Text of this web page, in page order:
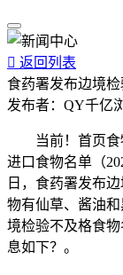
 返回列表
食药署发布边境
发布者： QY千亿
当前！首页食
进口食物名单（
日，食药署发布
物有仙草、酱油
境检验不及格食
息如下？。